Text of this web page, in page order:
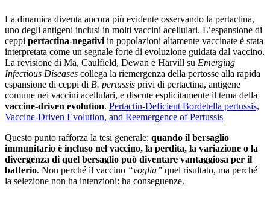
La dinamica diventa ancora più evidente osservando la pertactina,
uno degli antigeni inclusi in molti vaccini acellulari. L’espansione di
ceppi pertactina-negativiin popolazioni altamente vaccinate è stata
interpretata come un segnale forte di evoluzione guidata dal vaccino.
La revisione di Ma, Caulfield, Dewan e Harvill su Emerging
Infectious Diseases collega la riemergenza della pertosse alla rapida
espansione di ceppi di B. pertussis privi di pertactina, antigene
comune nei vaccini acellulari, e discute esplicitamente il tema della
vaccine-driven evolution. Pertactin-Deficient Bordetella pertussis,
Vaccine-Driven Evolution, and Reemergence of Pertussis
Questo punto rafforza la tesi generale: quando il bersaglio
immunitario è incluso nel vaccino, la perdita, la variazione o la
divergenza di quel bersaglio può diventare vantaggiosa per il
batterio. Non perché il vaccino “voglia” quel risultato, ma perché
la selezione non ha intenzioni: ha conseguenze.